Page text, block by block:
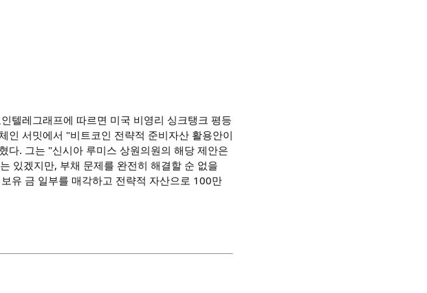
텔레그래프에 따르면 미국 비영리 싱크탱크 평등
인 서밋에서 "비트코인 전략적 준비자산 활용안이
다. 그는 "신시아 루미스 상원의원의 해당 제안은
있겠지만, 부채 문제를 완전히 해결할 순 없을
유 금 일부를 매각하고 전략적 자산으로 100만